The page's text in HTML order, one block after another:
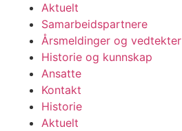
Aktuelt
Samarbeids­partnere
Årsmeldinger og vedtekter
Historie og kunnskap
Ansatte
Kontakt
Historie
Aktuelt